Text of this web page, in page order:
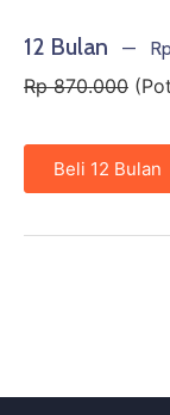
12 Bulan —
Rp 870.000
Beli 12 Bulan